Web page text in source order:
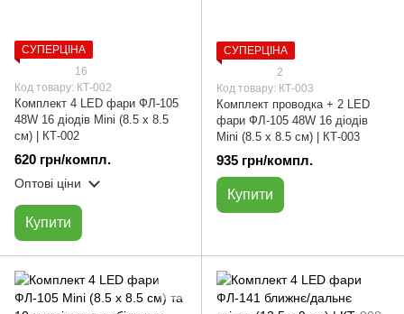
СУПЕРЦІНА
16
Код товару: КТ-002
Комплект 4 LED фари ФЛ-105
48W 16 діодів Мini (8.5 х 8.5
см) | КТ-002
620 грн/компл.
Оптові ціни
Купити
СУПЕРЦІНА
2
Код товару: КТ-003
Комплект проводка + 2 LED
фари ФЛ-105 48W 16 діодів
Мini (8.5 х 8.5 см) | КТ-003
935 грн/компл.
Купити